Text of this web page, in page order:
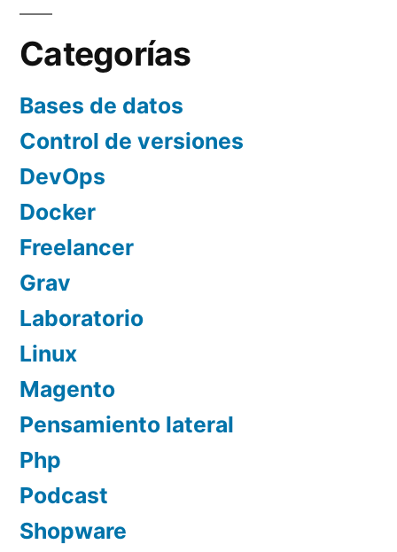
Categorías
Bases de datos
Control de versiones
DevOps
Docker
Freelancer
Grav
Laboratorio
Linux
Magento
Pensamiento lateral
Php
Podcast
Shopware